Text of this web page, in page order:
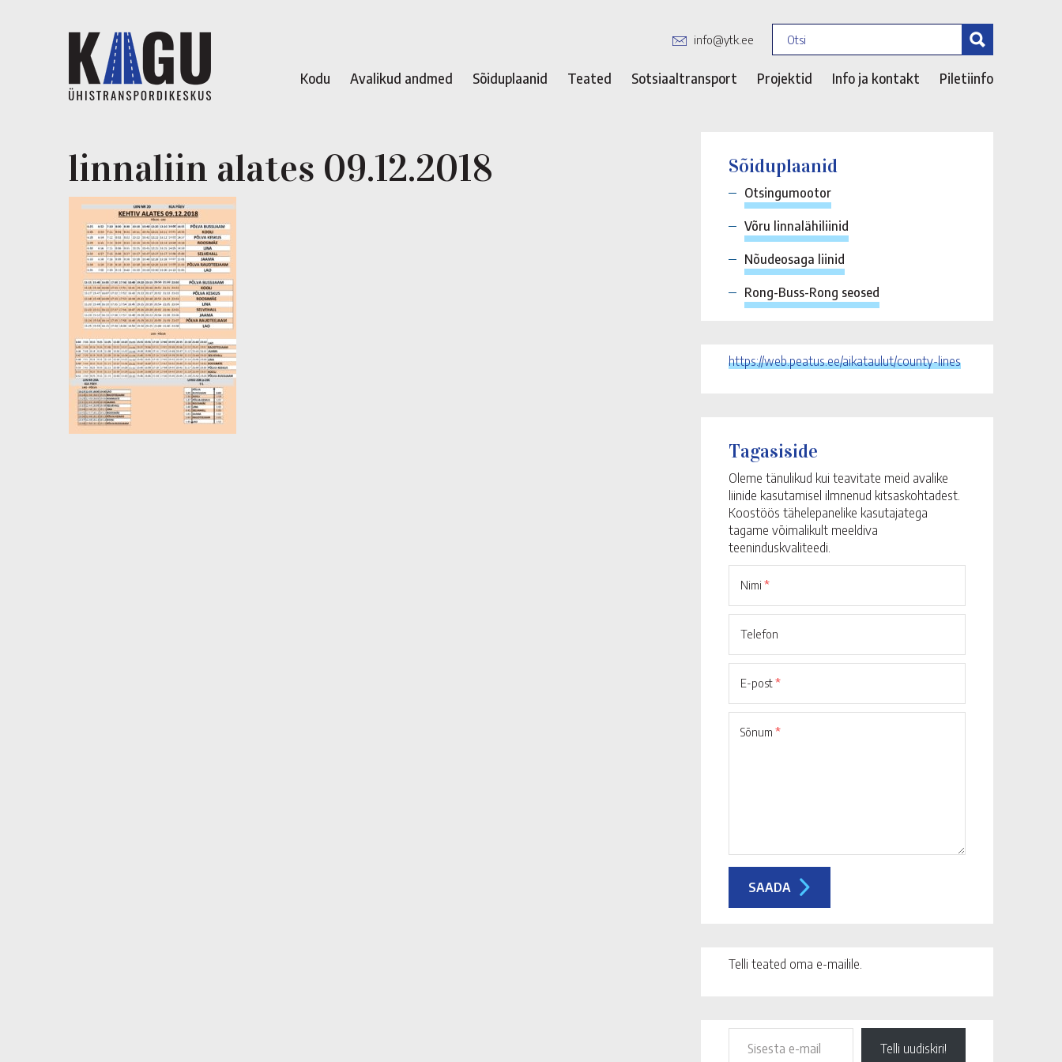
info@ytk.ee
Kodu Avalikud andmed Sõiduplaanid Teated Sotsiaaltransport Projektid Info ja kontakt Piletiinfo
linnaliin alates 09.12.2018 Sõiduplaanid
Otsingumootor
Võru linnalähiliinid
Nõudeosaga liinid
Rong-Buss-Rong seosed
https://web.peatus.ee/aikataulut/county-lines
Tagasiside
Oleme tänulikud kui teavitate meid avalike
liinide kasutamisel ilmnenud kitsaskohtadest.
Koostöös tähelepanelike kasutajatega
tagame võimalikult meeldiva
teeninduskvaliteedi.
Nimi *
Telefon
E-post*
Sõnum *
Telli teated oma e-mailile.
Telli uudiskiri!